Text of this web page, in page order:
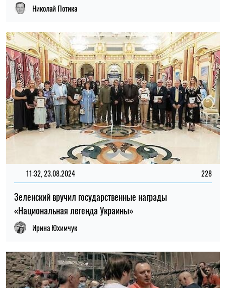
Николай Потика
11:32, 23.08.2024 228
Зеленский вручил государственные награды
«Национальная легенда Украины»
Ирина Юхимчук